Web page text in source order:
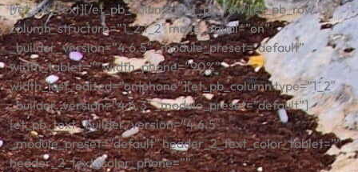
[/et_pb_text][/et_pb_column][/et_pb_row][et_pb_row
column_structure=”1_2,1_2″ make_equal=”on”
_builder_version=”4.6.5″ _module_preset=”default”
width_tablet=”” width_phone=”90%”
width_last_edited=”on|phone”][et_pb_column type=”1_2″
_builder_version=”4.6.3″ _module_preset=”default”]
[et_pb_text _builder_version=”4.6.5″
_module_preset=”default” header_2_text_color_tablet=””
header_2_text_color_phone=””